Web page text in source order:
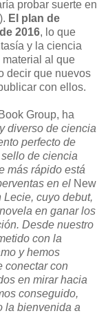
probar suerte en
El plan de
2016, lo que
y la ciencia
al que
decir que nuevos
con ellos.
Group, ha
diverso de ciencia
perfecto de
de ciencia
más rápido está
en el New
Lecie, cuyo debut,
en ganar los
Desde nuestro
con la
y hemos
conectar con
en mirar hacia
conseguido,
la bienvenida a